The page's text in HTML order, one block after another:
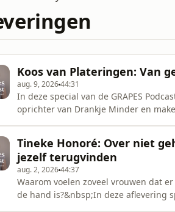
Koos van Plateringen: Van
aug. 9, 202644:31
In deze special van de GRAPES
oprichter van Drankje Minder en
schaamte en spijt. Ook Bridget mer
Tineke Honoré: Over niet
jezelf terugvinden
aug. 2, 202644:37
Waarom voelen zoveel vrouwen dat
de hand is?&nbsp;In deze aflevering